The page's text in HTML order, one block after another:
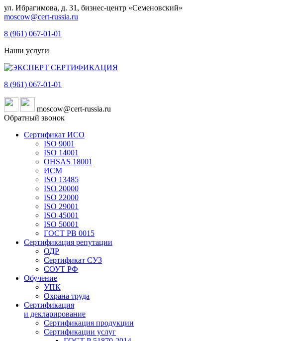
ул. Ибрагимова, д. 31, бизнес-центр «Семеновский»
moscow@cert-russia.ru
8 (961) 067-01-01
Наши услуги
8 (961) 067-01-01
moscow@cert-russia.ru
Обратный звонок
Сертификат ИСО
ISO 9001
ISO 14001
OHSAS 18001
ИСМ
ISO 13485
ISO 20000
ISO 22000
ISO 29001
ISO 45001
ISO 50001
ГОСТ РВ 0015
Сертификация репутации
ОДР
Сертификат СУЗ
СОУТ РФ
Обучение
УПК
Охрана труда
Сертификация
и декларирование
Сертификация продукции
Сертификации услуг